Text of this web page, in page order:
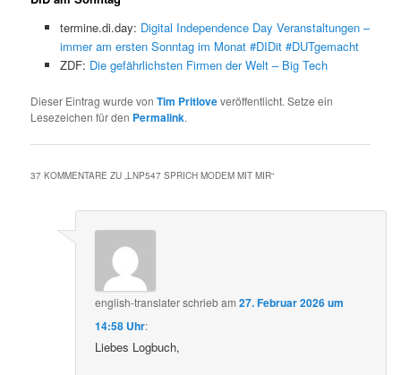
termine.di.day: Digital Independence Day Veranstaltungen –
immer am ersten Sonntag im Monat #DIDit #DUTgemacht
ZDF: Die gefährlichsten Firmen der Welt – Big Tech
Dieser Eintrag wurde vonTim Pritloveveröffentlicht. Setze ein
Lesezeichen für den Permalink.
37 KOMMENTARE ZU „LNP547 SPRICH MODEM MIT MIR“
english-translaterschriebam27. Februar 2026 um
14:58 Uhr:
Liebes Logbuch,